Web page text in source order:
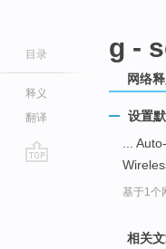
目录
释义
翻译
g -
网络
设置
...
基于1个
相关